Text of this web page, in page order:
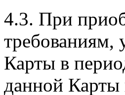
4.3. При
требованиям,
Карты в
данной Карты